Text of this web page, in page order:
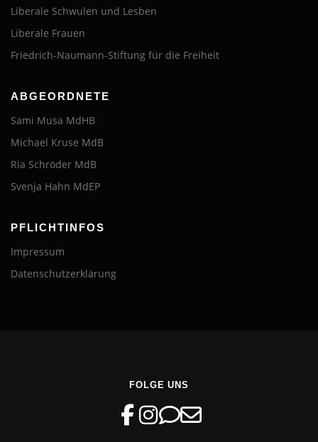
Liberale Schwulen und Lesben
Liberale Frauen
Friedrich-Naumann-Stiftung für die Freiheit
ABGEORDNETE
Sami Musa MdHB
Michael Kruse MdB
Ria Schröder MdB
Svenja Hahn MdEP
PFLICHTINFOS
Impressum
Datenschutzerklärung
FOLGE UNS